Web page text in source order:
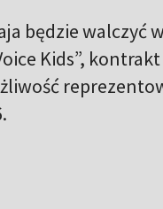
będzie walczyć
Kids”,